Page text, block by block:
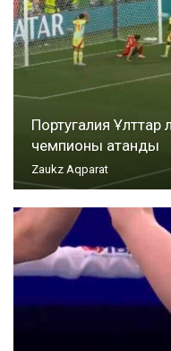
Португалия Ұлттар
чемпионы атанды
Zaukz Aqparat